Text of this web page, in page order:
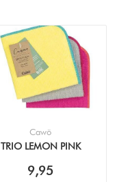
Cawö
TRIO LEMON PINK
3PACK)
9,95